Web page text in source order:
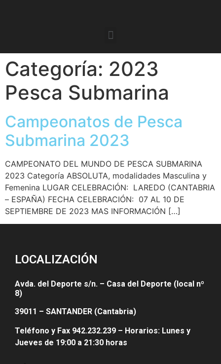
Categoría: 2023
Pesca Submarina
Campeonatos de Pesca
Submarina 2023
CAMPEONATO DEL MUNDO DE PESCA SUBMARINA
2023 Categoría ABSOLUTA, modalidades Masculina y
Femenina LUGAR CELEBRACIÓN: LAREDO (CANTABRIA
– ESPAÑA) FECHA CELEBRACIÓN: 07 AL 10 DE
SEPTIEMBRE DE 2023 MAS INFORMACIÓN […]
LOCALIZACIÓN
Avda. del Deporte s/n. – Casa del Deporte (local nº
8)
39011 – SANTANDER (Cantabria)
Teléfono y Fax 942.232.239 – Horarios: Lunes y
Jueves de 19:00 a 21:30 horas